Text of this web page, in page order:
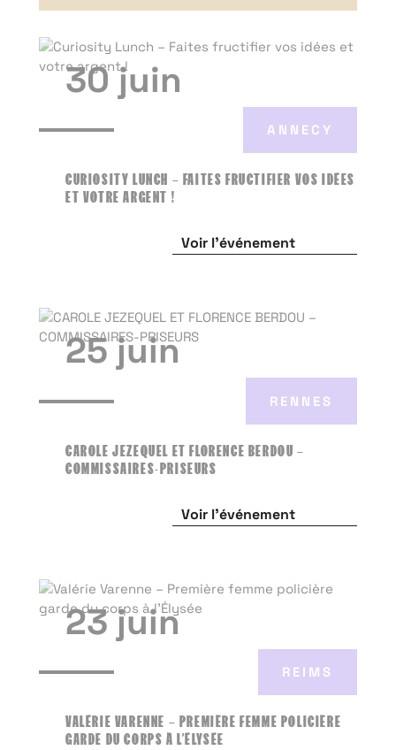
30 juin
ANNECY
CURIOSITY LUNCH – FAITES FRUCTIFIER VOS IDÉES
ET VOTRE ARGENT !
Voir l'événement
25 juin
RENNES
CAROLE JEZEQUEL ET FLORENCE BERDOU –
COMMISSAIRES-PRISEURS
Voir l'événement
23 juin
REIMS
VALÉRIE VARENNE – PREMIÈRE FEMME POLICIÈRE
GARDE DU CORPS À L’ÉLYSÉE